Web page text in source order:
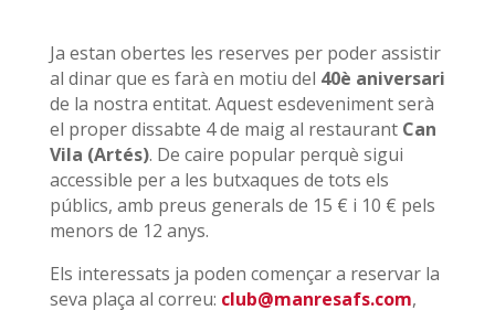
Ja estan obertes les reserves per poder assistir
al dinar que es farà en motiu del 40è aniversari
de la nostra entitat. Aquest esdeveniment serà
el proper dissabte 4 de maig al restaurant Can
Vila (Artés). De caire popular perquè sigui
accessible per a les butxaques de tots els
públics, amb preus generals de 15 € i 10 € pels
menors de 12 anys.
Els interessats ja poden començar a reservar la
seva plaça al correu: club@manresafs.com,